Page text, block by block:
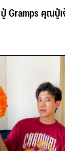
ปู่ Gramps คุณปู่